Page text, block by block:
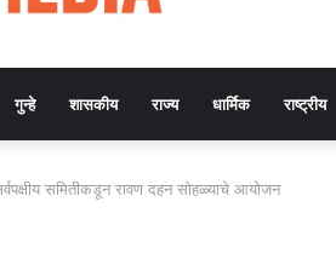
गुन्हे शासकीय राज्य धार्मिक राष्ट्रीय
समितीकडून रावण दहन सोहळ्याचे आयोजन